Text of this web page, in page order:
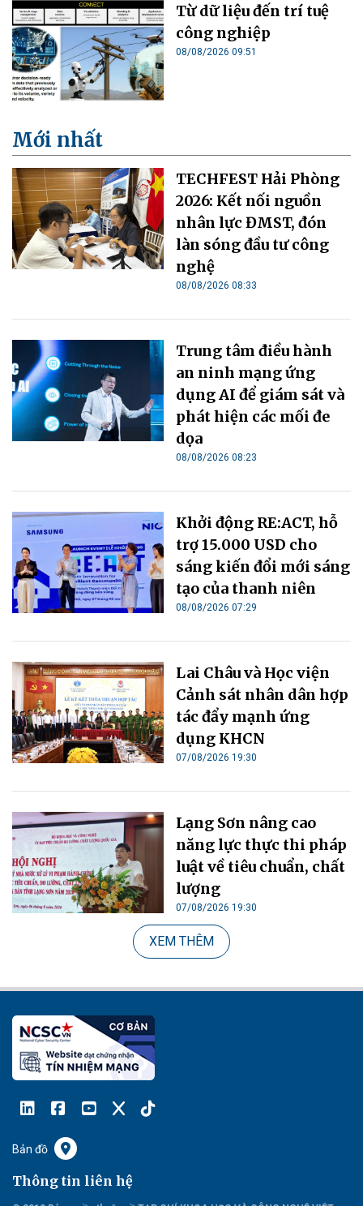
Từ dữ liệu đến trí tuệ
công nghiệp
08/08/2026 09:51
Mới nhất
TECHFEST Hải Phòng
2026: Kết nối nguồn
nhân lực ĐMST, đón
làn sóng đầu tư công
nghệ
08/08/2026 08:33
Trung tâm điều hành
an ninh mạng ứng
dụng AI để giám sát và
phát hiện các mối đe
dọa
08/08/2026 08:23
Khởi động RE:ACT, hỗ
trợ 15.000 USD cho
sáng kiến đổi mới sáng
tạo của thanh niên
08/08/2026 07:29
Lai Châu và Học viện
Cảnh sát nhân dân hợp
tác đẩy mạnh ứng
dụng KHCN
07/08/2026 19:30
Lạng Sơn nâng cao
năng lực thực thi pháp
luật về tiêu chuẩn, chất
lượng
07/08/2026 19:30
XEM THÊM
Bản đồ
Thông tin liên hệ